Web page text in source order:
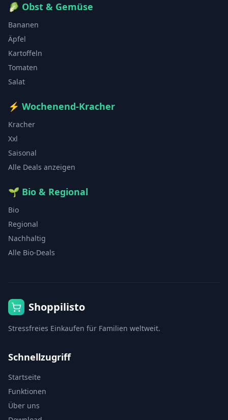
🥬 Obst & Gemüse
Bananen
Äpfel
Kartoffeln
Tomaten
Salat
⚡ Wochenend-Kracher
Kracher
Xxl
Saisonal
Alle Deals anzeigen
🌱 Bio & Regional
Bio
Regional
Nachhaltig
Alle Bio-Deals
Shoppilisto
Stressfreies Einkaufen für Familien weltweit.
Schnellzugriff
Startseite
Funktionen
Über uns